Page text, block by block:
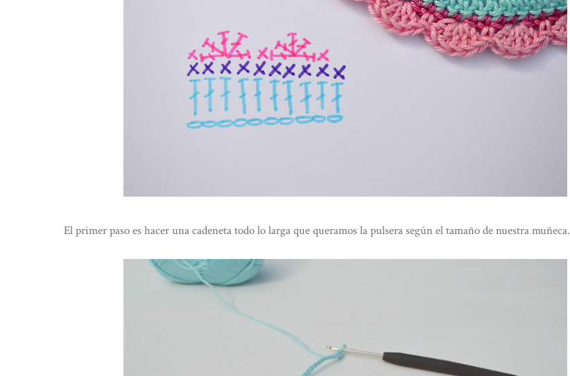
El primer paso es hacer una cadeneta todo lo larga que queramos la pulsera según el tamaño de nuestra muñeca.